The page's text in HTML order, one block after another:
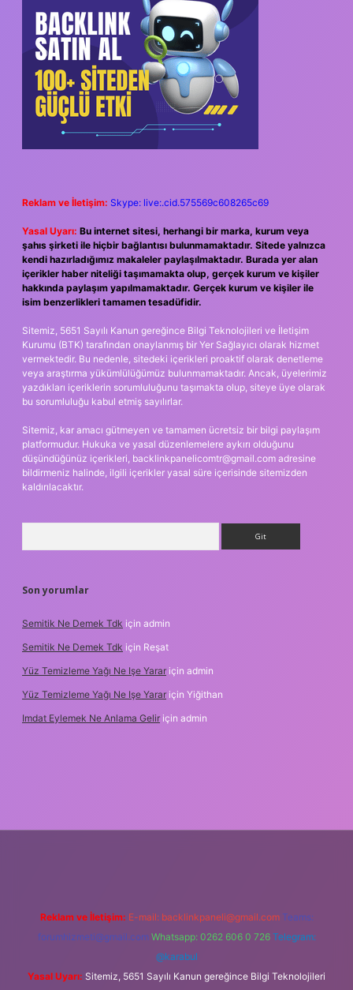
Reklam ve İletişim: Skype: live:.cid.575569c608265c69
Yasal Uyarı: Bu internet sitesi, herhangi bir marka, kurum veya
şahıs şirketi ile hiçbir bağlantısı bulunmamaktadır. Sitede yalnızca
kendi hazırladığımız makaleler paylaşılmaktadır. Burada yer alan
içerikler haber niteliği taşımamakta olup, gerçek kurum ve kişiler
hakkında paylaşım yapılmamaktadır. Gerçek kurum ve kişiler ile
isim benzerlikleri tamamen tesadüfidir.
Sitemiz, 5651 Sayılı Kanun gereğince Bilgi Teknolojileri ve İletişim
Kurumu (BTK) tarafından onaylanmış bir Yer Sağlayıcı olarak hizmet
vermektedir. Bu nedenle, sitedeki içerikleri proaktif olarak denetleme
veya araştırma yükümlülüğümüz bulunmamaktadır. Ancak, üyelerimiz
yazdıkları içeriklerin sorumluluğunu taşımakta olup, siteye üye olarak
bu sorumluluğu kabul etmiş sayılırlar.
Sitemiz, kar amacı gütmeyen ve tamamen ücretsiz bir bilgi paylaşım
platformudur. Hukuka ve yasal düzenlemelere aykırı olduğunu
düşündüğünüz içerikleri, backlinkpanelicomtr@gmail.com adresine
bildirmeniz halinde, ilgili içerikler yasal süre içerisinde sitemizden
kaldırılacaktır.
Son yorumlar
Semitik Ne Demek Tdk için admin
Semitik Ne Demek Tdk için Reşat
Yüz Temizleme Yağı Ne Işe Yarar için admin
Yüz Temizleme Yağı Ne Işe Yarar için Yiğithan
Imdat Eylemek Ne Anlama Gelir için admin
Reklam ve İletişim: E-mail: backlinkpaneli@gmail.com Teams:
forumhizmeti@gmail.com Whatsapp: 0262 606 0 726 Telegram:
@karabul
Yasal Uyarı: Sitemiz, 5651 Sayılı Kanun gereğince Bilgi Teknolojileri